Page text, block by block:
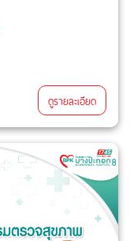
ดูรายละเอียด